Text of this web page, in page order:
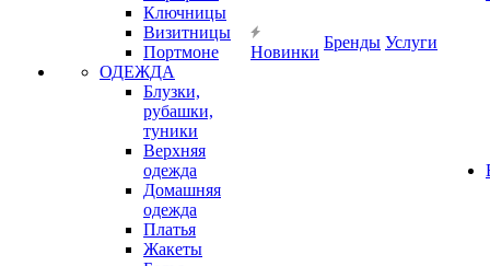
Ключницы
Визитницы
Портмоне
ОДЕЖДА
Блузки,
рубашки,
туники
Верхняя
одежда
Домашняя
одежда
Платья
Жакеты
Новинки
Бренды Услуги